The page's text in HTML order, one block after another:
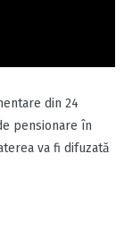
din 24
pensionare în
va fi difuzată